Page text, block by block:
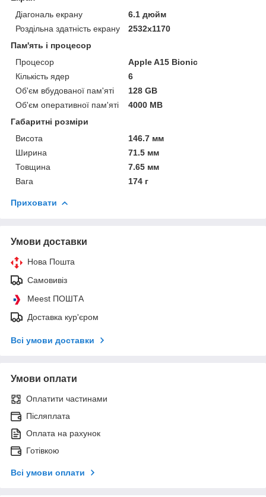
Діагональ екрану
6.1 дюйм
Роздільна здатність екрану
2532x1170
Пам'ять і процесор
Процесор
Apple A15 Bionic
Кількість ядер
6
Об'єм вбудованої пам'яті
128 GB
Об'єм оперативної пам'яті
4000 MB
Габаритні розміри
Висота
146.7 мм
Ширина
71.5 мм
Товщина
7.65 мм
Вага
174 г
Приховати
Умови доставки
Нова Пошта
Самовивіз
Meest ПОШТА
Доставка кур'єром
Всі умови доставки
Умови оплати
Оплатити частинами
Післяплата
Оплата на рахунок
Готівкою
Всі умови оплати